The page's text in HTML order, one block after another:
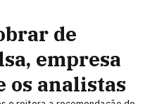
de
empresa
os analistas